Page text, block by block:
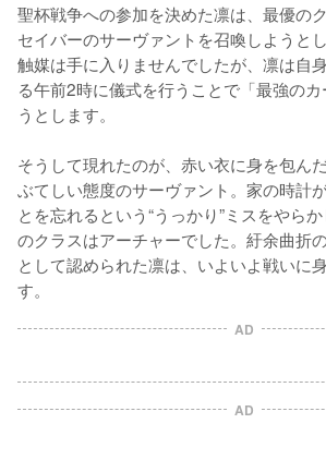
聖杯戦争への参加を決めた凛は、最優の
セイバーのサーヴァントを召喚しようと
触媒は手に入りませんでしたが、凛は自
る午前2時に儀式を行うことで「最強の
うとします。
そうして現れたのが、赤い衣に身を包ん
ぶてしい態度のサーヴァント。家の時計
とを忘れるという“うっかり”ミスをやら
のクラスはアーチャーでした。紆余曲折
として認められた凛は、いよいよ戦いに
す。
AD
AD